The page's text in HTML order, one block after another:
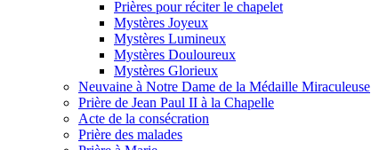
Prières pour réciter le chapelet
Mystères Joyeux
Mystères Lumineux
Mystères Douloureux
Mystères Glorieux
Neuvaine à Notre Dame de la Médaille Miraculeuse
Prière de Jean Paul II à la Chapelle
Acte de la consécration
Prière des malades